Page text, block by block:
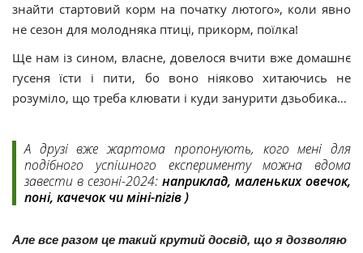
знайти стартовий корм на початку лютого», коли явно
не сезон для молодняка птиці, прикорм, поїлка!
Ще нам із сином, власне, довелося вчити вже домашнє
гусеня їсти і пити, бо воно ніяково хитаючись не
розуміло, що треба клювати і куди занурити дзьобика…
А друзі вже жартома пропонують, кого мені для
подібного успішного експерименту можна вдома
завести в сезоні-2024: наприклад, маленьких овечок,
поні, качечок чи міні-пігів )
Але все разом це такий крутий досвід, що я дозволяю